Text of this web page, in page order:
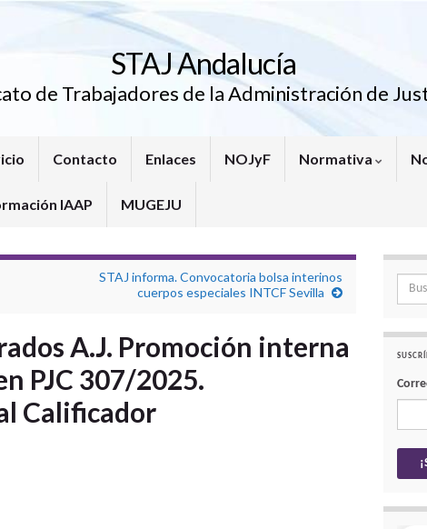
STAJ Andalucía
de Trabajadores de la Administración de
Contacto Enlaces NOJyF Normativa
IAAP MUGEJU
STAJ informa. Convocatoria bolsa interinos
cuerpos especiales INTCF Sevilla
A.J. Promoción interna
PJC 307/2025.
Calificador